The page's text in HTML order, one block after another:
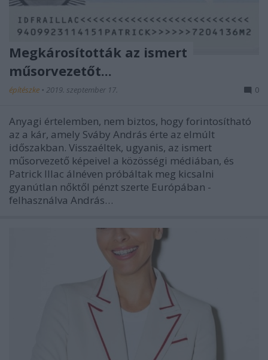
Megkárosították az ismert
műsorvezetőt...
építészke • 2019. szeptember 17. 0
Anyagi értelemben, nem biztos, hogy forintosítható
az a kár, amely Sváby András érte az elmúlt
időszakban. Visszaéltek, ugyanis, az ismert
műsorvezető képeivel a közösségi médiában, és
Patrick Illac álnéven próbáltak meg kicsalni
gyanútlan nőktől pénzt szerte Európában -
felhasználva András…